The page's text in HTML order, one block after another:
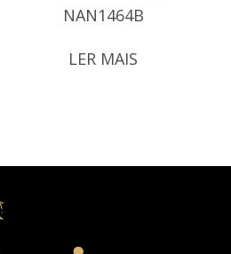
NAN1464B
LER MAIS